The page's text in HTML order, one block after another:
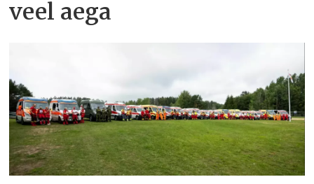
veel aega